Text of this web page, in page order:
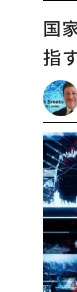
国
指